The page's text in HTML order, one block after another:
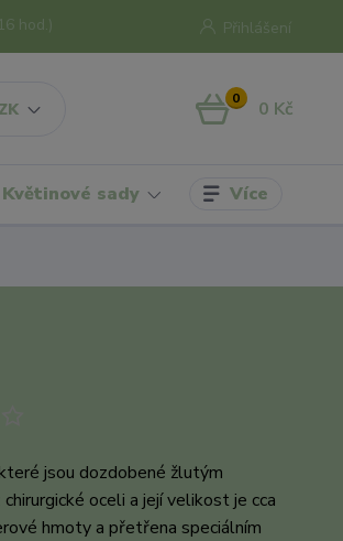
Přihlášení
hod.)
0 0 Kč
Květinové sady Více
jsou dozdobené žlutým
oceli a její velikost je cca
hmoty a přetřena speciálním